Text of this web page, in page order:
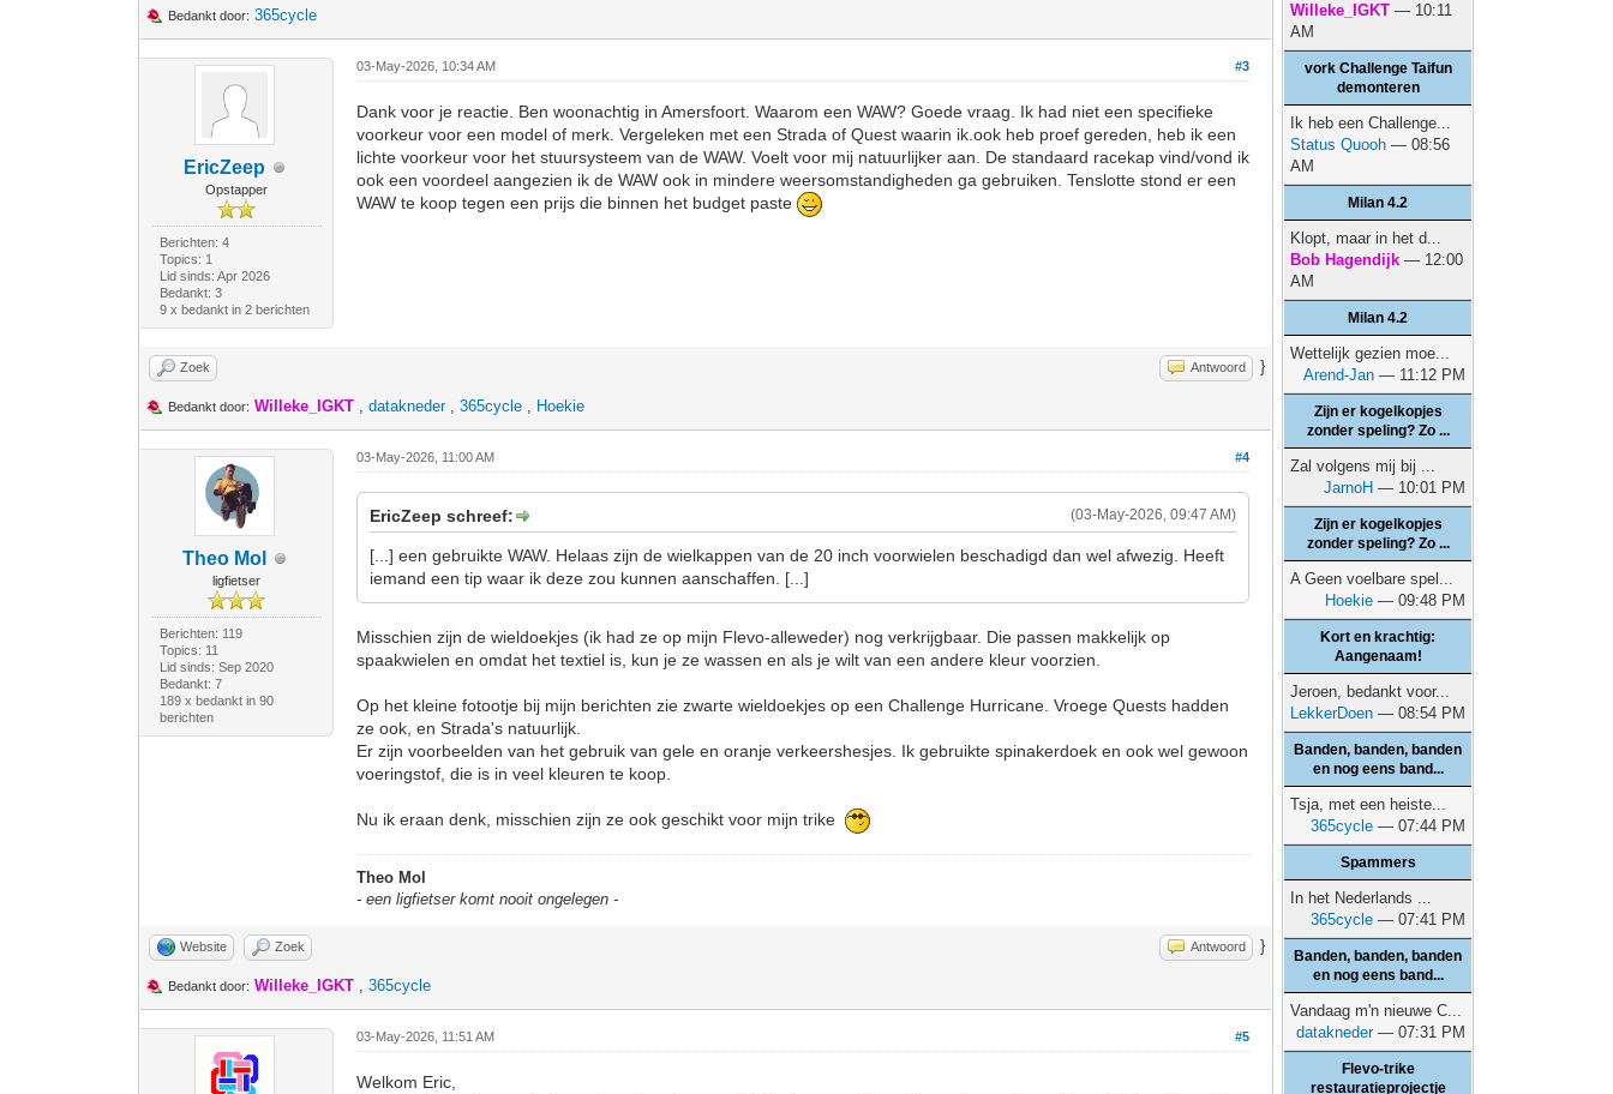
Bedankt door: 365cycle
EricZeep
Opstapper
Berichten: 4
Topics: 1
Lid sinds: Apr 2026
Bedankt: 3
9 x bedankt in 2 berichten
#3
03-May-2026, 10:34 AM
Dank voor je reactie. Ben woonachtig in Amersfoort. Waarom een WAW? Goede vraag. Ik had niet een specifieke
voorkeur voor een model of merk. Vergeleken met een Strada of Quest waarin ik.ook heb proef gereden, heb ik een
lichte voorkeur voor het stuursysteem van de WAW. Voelt voor mij natuurlijker aan. De standaard racekap vind/vond ik
ook een voordeel aangezien ik de WAW ook in mindere weersomstandigheden ga gebruiken. Tenslotte stond er een
WAW te koop tegen een prijs die binnen het budget paste
Zoek Antwoord }
Bedankt door: Willeke_IGKT ,datakneder,365cycle , Hoekie
Theo Mol
ligfietser
Berichten: 119
Topics: 11
Lid sinds: Sep 2020
Bedankt: 7
189 x bedankt in 90
berichten
#4
03-May-2026, 11:00 AM
(03-May-2026, 09:47 AM)
EricZeep schreef:
[...] een gebruikte WAW. Helaas zijn de wielkappen van de 20 inch voorwielen beschadigd dan wel afwezig. Heeft
iemand een tip waar ik deze zou kunnen aanschaffen. [...]
Misschien zijn de wieldoekjes (ik had ze op mijn Flevo-alleweder) nog verkrijgbaar. Die passen makkelijk op
spaakwielen en omdat het textiel is, kun je ze wassen en als je wilt van een andere kleur voorzien.
Op het kleine fotootje bij mijn berichten zie zwarte wieldoekjes op een Challenge Hurricane. Vroege Quests hadden
ze ook, en Strada's natuurlijk.
Er zijn voorbeelden van het gebruik van gele en oranje verkeershesjes. Ik gebruikte spinakerdoek en ook wel gewoon
voeringstof, die is in veel kleuren te koop.
Nu ik eraan denk, misschien zijn ze ook geschikt voor mijn trike
Theo Mol
- een ligfietser komt nooit ongelegen -
Website Zoek Antwoord }
Bedankt door: Willeke_IGKT ,365cycle
#5
03-May-2026, 11:51 AM
Welkom Eric,
Willeke_IGKT — 10:11
AM
vork Challenge Taifun
demonteren
Ik heb een Challenge...
Status Quooh — 08:56
AM
Milan 4.2
Klopt, maar in het d...
Bob Hagendijk — 12:00
AM
Milan 4.2
Wettelijk gezien moe...
Arend-Jan — 11:12 PM
Zijn er kogelkopjes
zonder speling? Zo ...
Zal volgens mij bij ...
JarnoH — 10:01 PM
Zijn er kogelkopjes
zonder speling? Zo ...
A Geen voelbare spel...
Hoekie — 09:48 PM
Kort en krachtig:
Aangenaam!
Jeroen, bedankt voor...
LekkerDoen — 08:54 PM
Banden, banden, banden
en nog eens band...
Tsja, met een heiste...
365cycle — 07:44 PM
Spammers
In het Nederlands ...
365cycle — 07:41 PM
Banden, banden, banden
en nog eens band...
Vandaag m'n nieuwe C...
datakneder— 07:31 PM
Flevo-trike
restauratieprojectje